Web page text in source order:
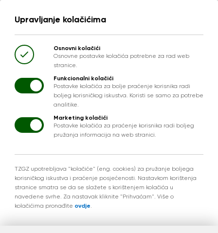
Upravljanje kolačićima
Osnovni kolačići
Osnovne postavke kolačića potrebne za rad web
stranice.
Funkcionalni kolačići
Postavke kolačića za bolje praćenje korisnika radi
boljeg korisničkog iskustva. Koristi se samo za potrebe
analitike.
Marketing kolačići
Postavke kolačića za praćenje korisnika radi boljeg
pružanja informacija na web stranici.
TZGZ upotrebljava "kolačiće" (eng. cookies) za pružanje boljega
korisničkog iskustva i praćenje posjećenosti. Nastavkom korištenja
stranice smatra se da se slažete s korištenjem kolačića u
navedene svrhe. Za nastavak kliknite "Prihvaćam". Više o
kolačićima pronađite ovdje.